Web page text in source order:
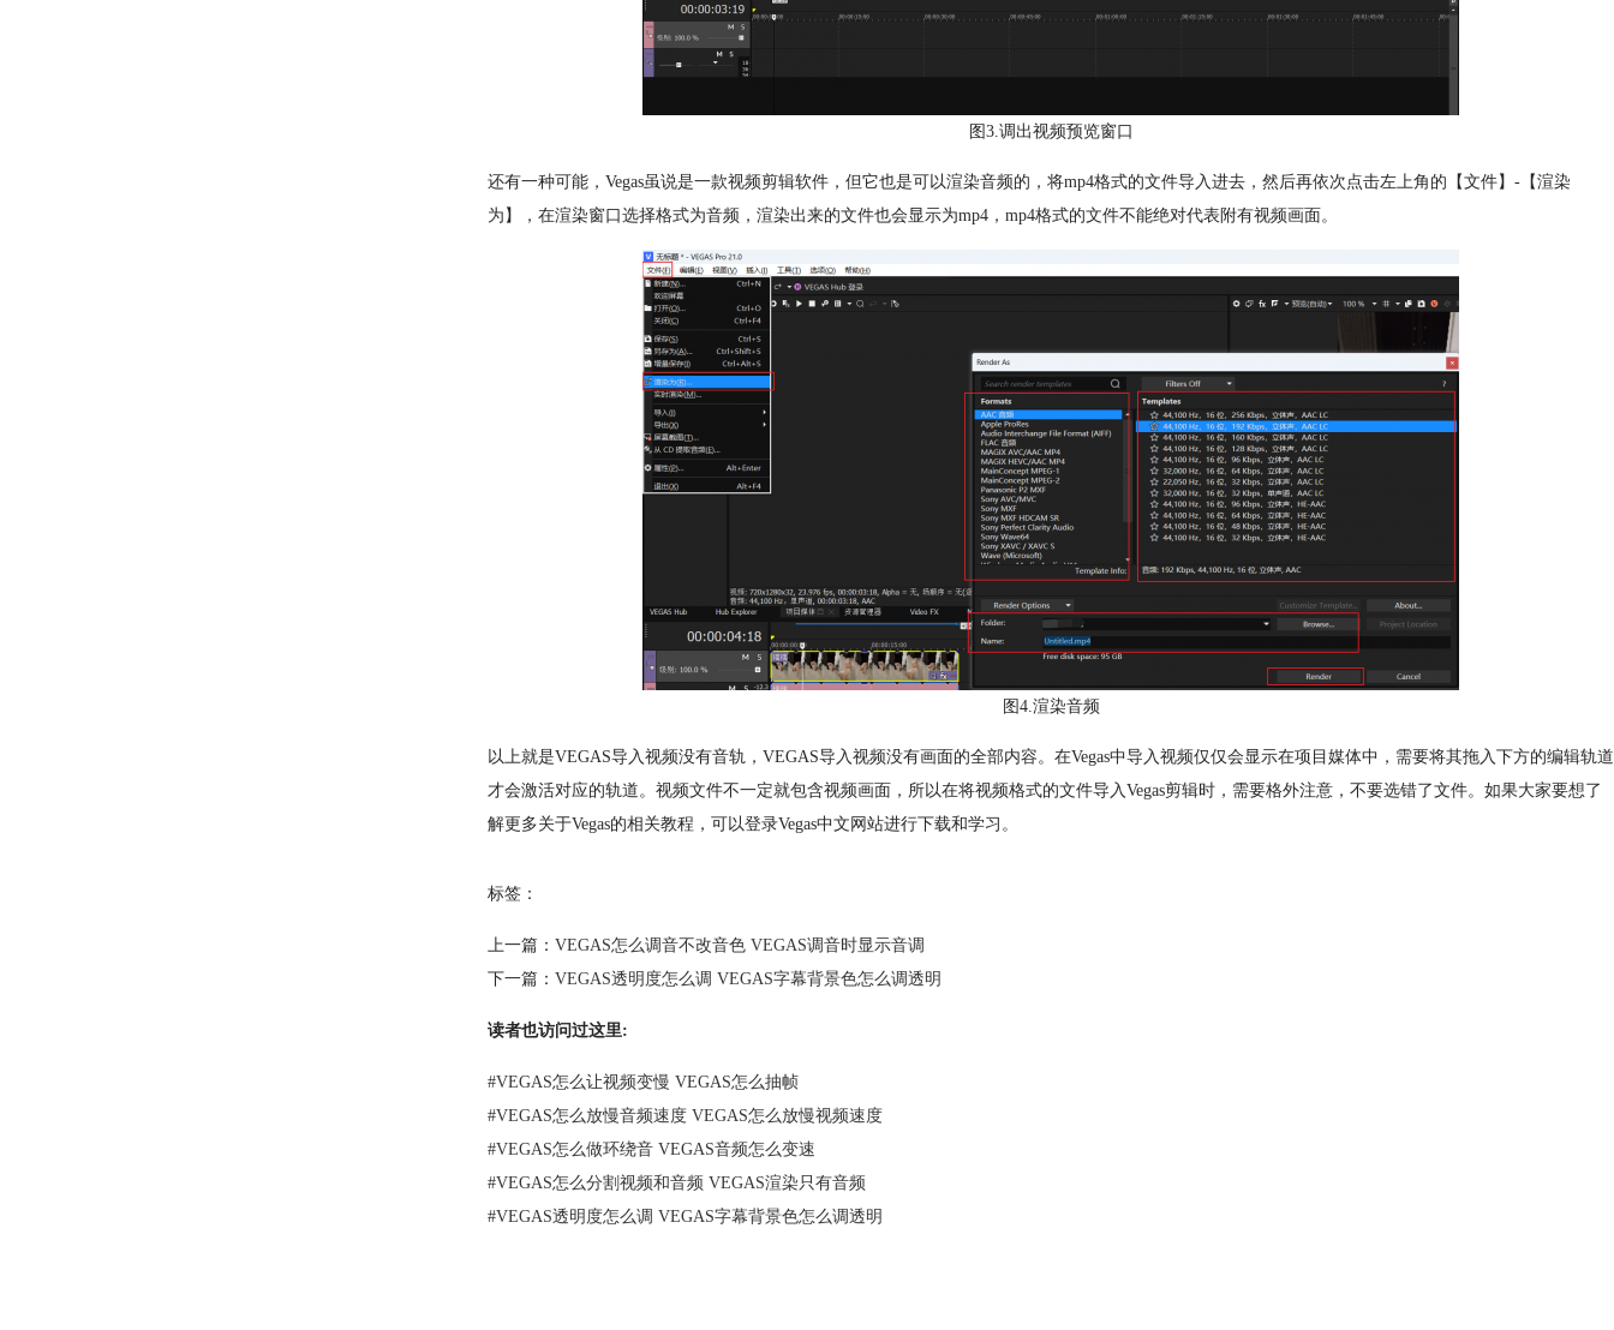
图3.调出视频预览窗口
还有一种可能，Vegas虽说是一款视频剪辑软件，但它也是可以渲染音频的，将mp4格式的文件导入进去，然后再依次点击左上角的【文件】-【渲染
为】，在渲染窗口选择格式为音频，渲染出来的文件也会显示为mp4，mp4格式的文件不能绝对代表附有视频画面。
图4.渲染音频
以上就是VEGAS导入视频没有音轨，VEGAS导入视频没有画面的全部内容。在Vegas中导入视频仅仅会显示在项目媒体中，需要将其拖入下方的编辑轨道
才会激活对应的轨道。视频文件不一定就包含视频画面，所以在将视频格式的文件导入Vegas剪辑时，需要格外注意，不要选错了文件。如果大家要想了
解更多关于Vegas的相关教程，可以登录Vegas中文网站进行下载和学习。
标签：
上一篇： VEGAS怎么调音不改音色 VEGAS调音时显示音调
下一篇： VEGAS透明度怎么调 VEGAS字幕背景色怎么调透明
读者也访问过这里:
#VEGAS怎么让视频变慢 VEGAS怎么抽帧
#VEGAS怎么放慢音频速度 VEGAS怎么放慢视频速度
#VEGAS怎么做环绕音 VEGAS音频怎么变速
#VEGAS怎么分割视频和音频 VEGAS渲染只有音频
#VEGAS透明度怎么调 VEGAS字幕背景色怎么调透明